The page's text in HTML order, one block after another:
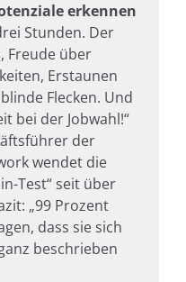
erkennen
Stunden. Der
Freude über
Erstaunen
Flecken. Und
bei der Jobwahl!“
der
wendet die
Test“ seit über
„99 Prozent
dass sie sich
beschrieben